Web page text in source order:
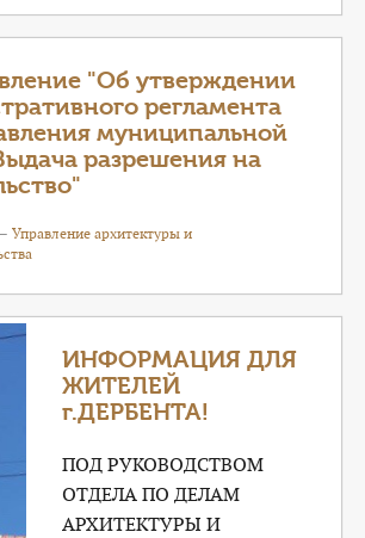
"Об утверждении
регламента
муниципальной
разрешения на
Управление архитектуры и
ИНФОРМАЦИЯ ДЛЯ
ЖИТЕЛЕЙ
г.ДЕРБЕНТА!
ПОД РУКОВОДСТВОМ
ОТДЕЛА ПО ДЕЛАМ
АРХИТЕКТУРЫ И